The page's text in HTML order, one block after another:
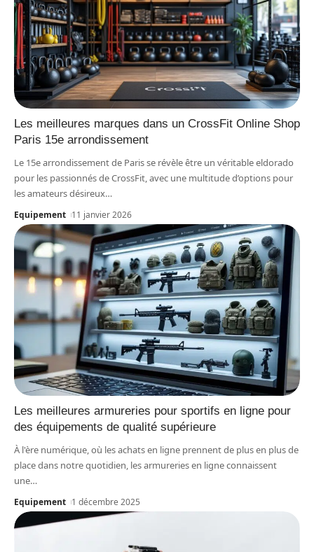
Les meilleures marques dans un CrossFit Online Shop
Paris 15e arrondissement
Le 15e arrondissement de Paris se révèle être un véritable eldorado
pour les passionnés de CrossFit, avec une multitude d’options pour
les amateurs désireux…
Equipement 11 janvier 2026
Les meilleures armureries pour sportifs en ligne pour
des équipements de qualité supérieure
À l'ère numérique, où les achats en ligne prennent de plus en plus de
place dans notre quotidien, les armureries en ligne connaissent
une…
Equipement 1 décembre 2025